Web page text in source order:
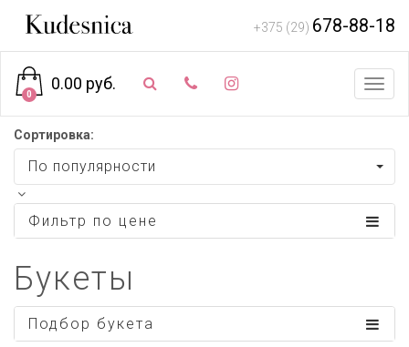
+375 (29) 678-88-18
0
0.00 руб.
Сортировка:
По популярности
Фильтр по цене
Букеты
Подбор букета